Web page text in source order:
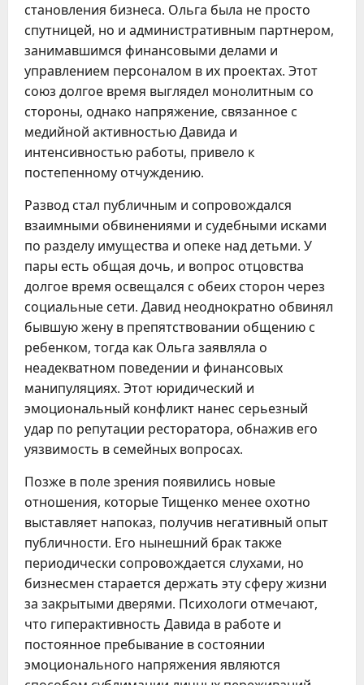
становления бизнеса. Ольга была не просто
спутницей, но и административным партнером,
занимавшимся финансовыми делами и
управлением персоналом в их проектах. Этот
союз долгое время выглядел монолитным со
стороны, однако напряжение, связанное с
медийной активностью Давида и
интенсивностью работы, привело к
постепенному отчуждению.
Развод стал публичным и сопровождался
взаимными обвинениями и судебными исками
по разделу имущества и опеке над детьми. У
пары есть общая дочь, и вопрос отцовства
долгое время освещался с обеих сторон через
социальные сети. Давид неоднократно обвинял
бывшую жену в препятствовании общению с
ребенком, тогда как Ольга заявляла о
неадекватном поведении и финансовых
манипуляциях. Этот юридический и
эмоциональный конфликт нанес серьезный
удар по репутации ресторатора, обнажив его
уязвимость в семейных вопросах.
Позже в поле зрения появились новые
отношения, которые Тищенко менее охотно
выставляет напоказ, получив негативный опыт
публичности. Его нынешний брак также
периодически сопровождается слухами, но
бизнесмен старается держать эту сферу жизни
за закрытыми дверями. Психологи отмечают,
что гиперактивность Давида в работе и
постоянное пребывание в состоянии
эмоционального напряжения являются